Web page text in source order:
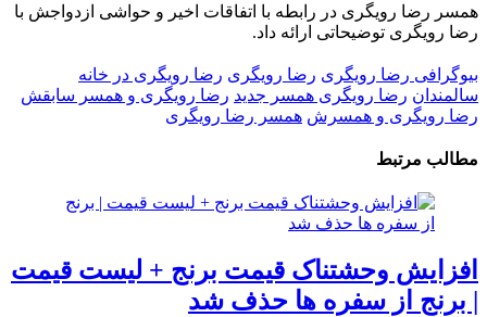
همسر رضا رویگری در رابطه با اتفاقات اخیر و حواشی ازدواجش با
رضا رویگری توضیحاتی ارائه داد.
بیوگرافی رضا رویگری رضا رویگری رضا رویگری در خانه
سالمندان رضا رویگری همسر جدید رضا رویگری و همسر سابقش
رضا رویگری و همسرش همسر رضا رویگری
مطالب مرتبط
افزایش وحشتناک قیمت برنج + لیست قیمت
| برنج از سفره ها حذف شد